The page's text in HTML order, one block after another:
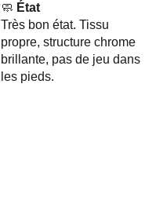
🧼 État
Très bon état. Tissu
propre, structure chrome
brillante, pas de jeu dans
les pieds.